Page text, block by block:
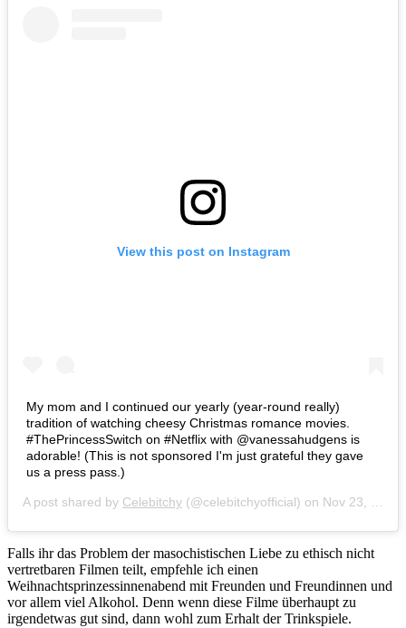
View this post on Instagram
My mom and I continued our yearly (year-round really)
tradition of watching cheesy Christmas romance movies.
#ThePrincessSwitch on #Netflix with @vanessahudgens is
adorable! (This is not sponsored I'm just grateful they gave
us a press pass.)
A post shared by Celebitchy (@celebitchyofficial) on Nov 23, 2018 at 9:56am PST
Falls ihr das Problem der masochistischen Liebe zu ethisch nicht
vertretbaren Filmen teilt, empfehle ich einen
Weihnachtsprinzessinnenabend mit Freunden und Freundinnen und
vor allem viel Alkohol. Denn wenn diese Filme überhaupt zu
irgendetwas gut sind, dann wohl zum Erhalt der Trinkspiele.